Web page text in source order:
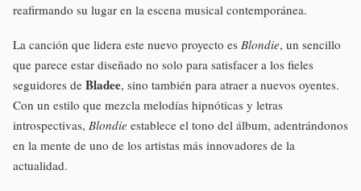
reafirmando su lugar en la escena musical contemporánea.
La canción que lidera este nuevo proyecto es Blondie, un sencillo
que parece estar diseñado no solo para satisfacer a los fieles
seguidores de Bladee, sino también para atraer a nuevos oyentes.
Con un estilo que mezcla melodías hipnóticas y letras
introspectivas, Blondie establece el tono del álbum, adentrándonos
en la mente de uno de los artistas más innovadores de la
actualidad.